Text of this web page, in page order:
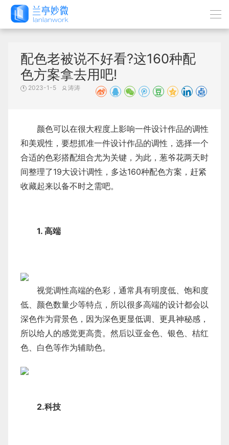
配色老被说不好看?这160种配
色方案拿去用吧!
2023-1-5 涛涛
颜色可以在很大程度上影响一件设计作品的调性
和美观性，要想抓准一件设计作品的调性，选择一个
合适的色彩搭配组合尤为关键，为此，葱爷花两天时
间整理了19大设计调性，多达160种配色方案，赶紧
收藏起来以备不时之需吧。
1. 高端
视觉调性高端的色彩，通常具有明度低、饱和度
低、颜色数量少等特点，所以很多高端的设计都会以
深色作为背景色，因为深色更显低调、更具神秘感，
所以给人的感觉更高贵。然后以亚金色、银色、桔红
色、白色等作为辅助色。
2.科技